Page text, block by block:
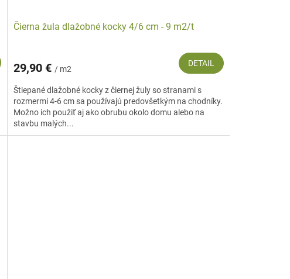
Čierna žula dlažobné kocky 4/6 cm - 9 m2/t
29,90 € / m2
DETAIL
Štiepané dlažobné kocky z čiernej žuly so stranami s
rozmermi 4-6 cm sa používajú predovšetkým na chodníky.
Možno ich použiť aj ako obrubu okolo domu alebo na
stavbu malých...